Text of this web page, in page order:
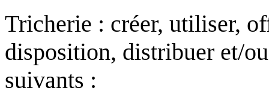
Tricherie : créer, utiliser,
disposition, distribuer et/
suivants :